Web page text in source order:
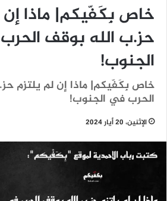
خاص بِكَفّيكم| ماذا إن
حز.ب الله بوقف
الجنوب!
خاص بِكَفّيكم| ماذا إن لم يلتزم
الحرب في الجنوب!
الإثنين، 20 أيار 2024